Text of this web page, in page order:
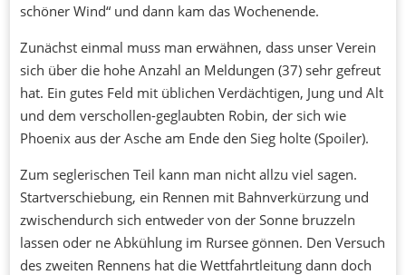
schöner Wind“ und dann kam das Wochenende.
Zunächst einmal muss man erwähnen, dass unser Verein
sich über die hohe Anzahl an Meldungen (37) sehr gefreut
hat. Ein gutes Feld mit üblichen Verdächtigen, Jung und Alt
und dem verschollen-geglaubten Robin, der sich wie
Phoenix aus der Asche am Ende den Sieg holte (Spoiler).
Zum seglerischen Teil kann man nicht allzu viel sagen.
Startverschiebung, ein Rennen mit Bahnverkürzung und
zwischendurch sich entweder von der Sonne bruzzeln
lassen oder ne Abkühlung im Rursee gönnen. Den Versuch
des zweiten Rennens hat die Wettfahrtleitung dann doch